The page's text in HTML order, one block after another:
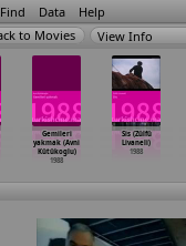
Find Data Help
View Info
Gemileri
yakmak (Avni
Kütükoglu)
1988
Sis (Zülfü
Livaneli)
1988